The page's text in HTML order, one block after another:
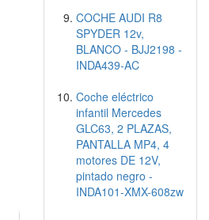
COCHE AUDI R8
SPYDER 12v,
BLANCO - BJJ2198 -
INDA439-AC
Coche eléctrico
infantil Mercedes
GLC63, 2 PLAZAS,
PANTALLA MP4, 4
motores DE 12V,
pintado negro -
INDA101-XMX-608zw